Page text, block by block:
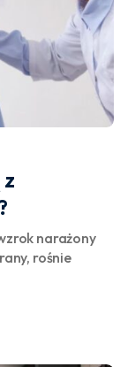
narażony
rośnie